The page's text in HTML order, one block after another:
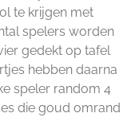
te krijgen met
spelers worden
gedekt op tafel
hebben daarna
speler random 4
die goud omrand